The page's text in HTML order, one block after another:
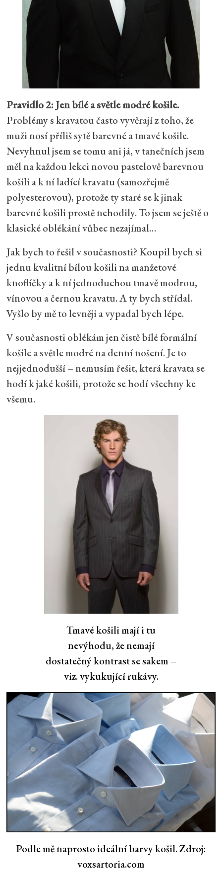
Pravidlo 2: Jen bílé a světle modré košile.
Problémy s kravatou často vyvěrají z toho, že
muži nosí příliš sytě barevné a tmavé košile.
Nevyhnul jsem se tomu ani já, v tanečních jsem
měl na každou lekci novou pastelově barevnou
košili a k ní ladící kravatu (samozřejmě
polyesterovou), protože ty staré se k jinak
barevné košili prostě nehodily. To jsem se ještě o
klasické oblékání vůbec nezajímal…
Jak bych to řešil v současnosti? Koupil bych si
jednu kvalitní bílou košili na manžetové
knoflíčky a k ní jednoduchou tmavě modrou,
vínovou a černou kravatu. A ty bych střídal.
Vyšlo by mě to levněji a vypadal bych lépe.
V současnosti oblékám jen čistě bílé formální
košile a světle modré na denní nošení. Je to
nejjednodušší – nemusím řešit, která kravata se
hodí k jaké košili, protože se hodí všechny ke
všemu.
Tmavé košili mají i tu
nevýhodu, že nemají
dostatečný kontrast se sakem –
viz. vykukující rukávy.
Podle mě naprosto ideální barvy košil. Zdroj:
voxsartoria.com